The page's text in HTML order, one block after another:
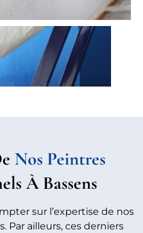
Nos Peintres
À Bassens
sur l’expertise de nos
Par ailleurs, ces derniers